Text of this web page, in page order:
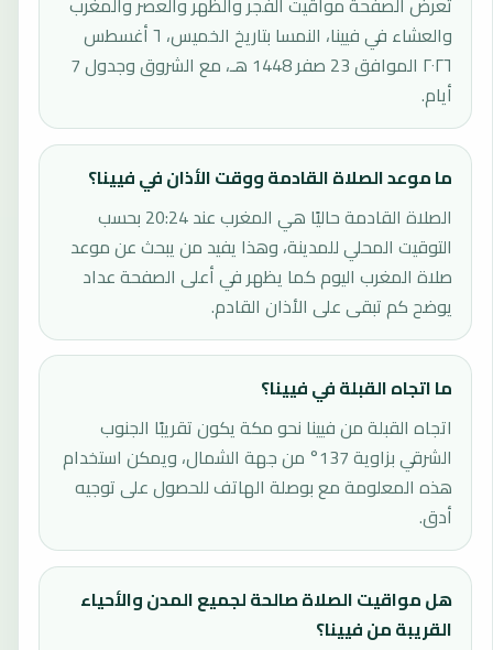
والعشاء في فيينا، النمسا بتاريخ الخميس، ٦ أغسطس
٢٠٢٦ الموافق 23 صفر 1448 هـ، مع الشروق وجدول 7
أيام.
ما موعد الصلاة القادمة ووقت الأذان في فيينا؟
الصلاة القادمة حاليًا هي المغرب عند 20:24 بحسب
التوقيت المحلي للمدينة، وهذا يفيد من يبحث عن موعد
صلاة المغرب اليوم كما يظهر في أعلى الصفحة عداد
يوضح كم تبقى على الأذان القادم.
ما اتجاه القبلة في فيينا؟
اتجاه القبلة من فيينا نحو مكة يكون تقريبًا الجنوب
الشرقي بزاوية 137° من جهة الشمال، ويمكن استخدام
هذه المعلومة مع بوصلة الهاتف للحصول على توجيه
أدق.
هل مواقيت الصلاة صالحة لجميع المدن والأحياء
القريبة من فيينا؟